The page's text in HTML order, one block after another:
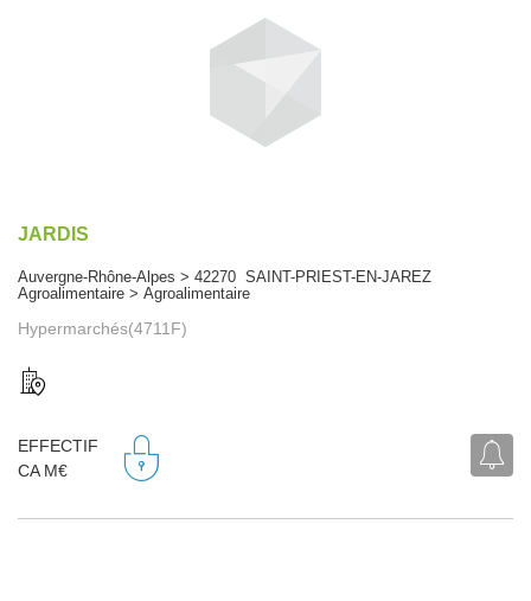
JARDIS
Auvergne-Rhône-Alpes > 42270 SAINT-PRIEST-EN-JAREZ
Agroalimentaire > Agroalimentaire
Hypermarchés(4711F)
EFFECTIF
CA M€